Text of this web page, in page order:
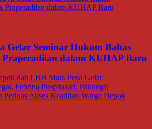
Gelar Seminar Hukum Bahas
Praperadilan dalam KUHAP Baru